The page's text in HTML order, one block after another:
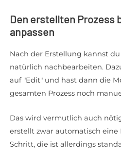
Den erstellten Prozess
anpassen
Nach der Erstellung kannst
natürlich nachbearbeiten.
auf "Edit" und hast dann die
gesamten Prozess noch
Das wird vermutlich auch
erstellt zwar automatisch
Schritt, die ist allerdings